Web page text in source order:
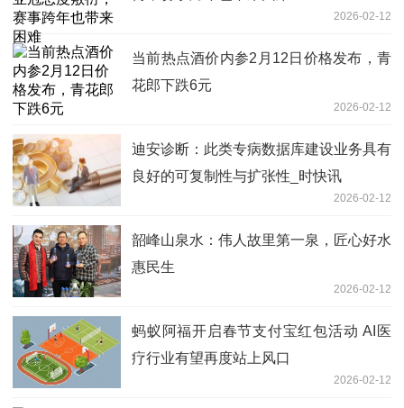
2026-02-12
当前热点酒价内参2月12日价格发布，青
花郎下跌6元
2026-02-12
迪安诊断：此类专病数据库建设业务具有
良好的可复制性与扩张性_时快讯
2026-02-12
韶峰山泉水：伟人故里第一泉，匠心好水
惠民生
2026-02-12
蚂蚁阿福开启春节支付宝红包活动 AI医
疗行业有望再度站上风口
2026-02-12